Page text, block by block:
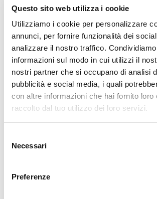
Questo sito web utilizza i cookie
Utilizziamo i cookie per personalizzare
annunci, per fornire funzionalità dei
analizzare il nostro traffico.
informazioni sul modo in cui utilizzi il
nostri partner che si occupano di analisi
pubblicità e social media, i quali
con altre informazioni che hai fornito loro
raccolto dal tuo utilizzo dei loro servizi.
delNecessari
Preferenze
Si ringraziano anticipatamente coloro che
cerimonia.
Reggio Emilia, 30 Aprile 2024
CONDIVIDI